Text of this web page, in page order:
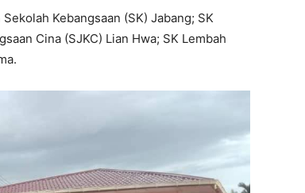
Kebangsaan (SK) Jabang; SK
Cina (SJKC) Lian Hwa; SK Lembah